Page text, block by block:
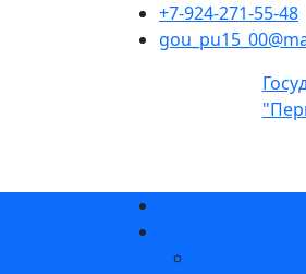
+7-924-271-55-48